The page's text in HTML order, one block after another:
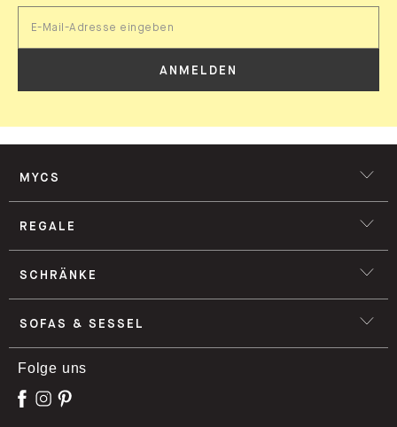
ANMELDEN
MYCS
REGALE
SCHRÄNKE
SOFAS & SESSEL
Folge uns